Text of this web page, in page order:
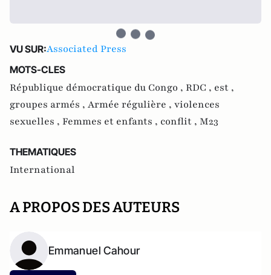
VU SUR:Associated Press
MOTS-CLES
République démocratique du Congo , RDC , est ,
groupes armés , Armée régulière , violences
sexuelles , Femmes et enfants , conflit , M23
THEMATIQUES
International
A PROPOS DES AUTEURS
Emmanuel Cahour